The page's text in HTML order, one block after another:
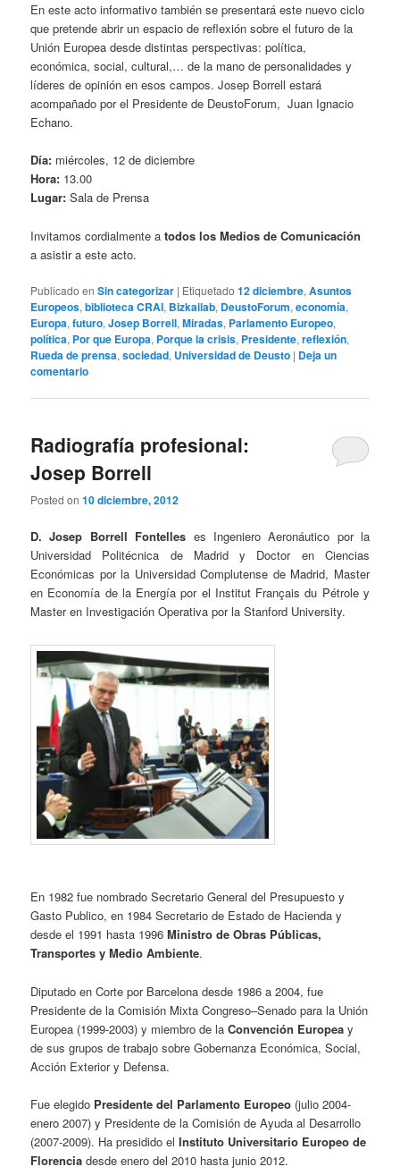
En este acto informativo también se presentará este nuevo ciclo
que pretende abrir un espacio de reflexión sobre el futuro de la
Unión Europea desde distintas perspectivas: política,
económica, social, cultural,… de la mano de personalidades y
líderes de opinión en esos campos. Josep Borrell estará
acompañado por el Presidente de DeustoForum, Juan Ignacio
Echano.
Día: miércoles, 12 de diciembre
Hora: 13.00
Lugar:Sala de Prensa
Invitamos cordialmente atodos los Medios de Comunicación
a asistir a este acto.
Publicado en Sin categorizar | Etiquetado 12 diciembre,Asuntos
Europeos,biblioteca CRAI, Bizkailab, DeustoForum,economía,
Europa,futuro,Josep Borrell,Miradas, Parlamento Europeo,
política, Por que Europa, Porque la crisis, Presidente,reflexión,
Rueda de prensa,sociedad, Universidad de Deusto | Deja un
comentario
Radiografía profesional:
Josep Borrell
Posted on10 diciembre, 2012
D. Josep Borrell Fontelles es Ingeniero Aeronáutico por la
Universidad Politécnica de Madrid y Doctor en Ciencias
Económicas por la Universidad Complutense de Madrid, Master
en Economía de la Energía por el Institut Français du Pétrole y
Master en Investigación Operativa por la Stanford University.
En 1982 fue nombrado Secretario General del Presupuesto y
Gasto Publico, en 1984 Secretario de Estado de Hacienda y
desde el 1991 hasta 1996Ministro de Obras Públicas,
Transportes y Medio Ambiente.
Diputado en Corte por Barcelona desde 1986 a 2004, fue
Presidente de la Comisión Mixta Congreso–Senado para la Unión
Europea (1999-2003) y miembro de laConvención Europea y
de sus grupos de trabajo sobre Gobernanza Económica, Social,
Acción Exterior y Defensa.
Fue elegido Presidente del Parlamento Europeo (julio 2004-
enero 2007) y Presidente de la Comisión de Ayuda al Desarrollo
(2007-2009). Ha presidido elInstituto Universitario Europeo de
Florencia desde enero del 2010 hasta junio 2012.